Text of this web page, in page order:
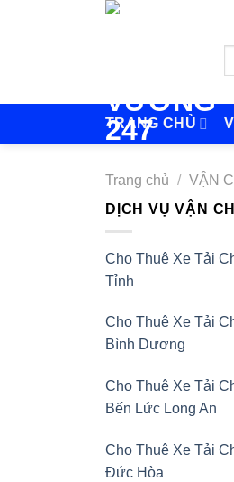
TRANG CHỦ
Trang chủ / VẬN
DỊCH VỤ VẬN
Cho Thuê Xe Tải
Tỉnh
Cho Thuê Xe Tải
Bình Dương
Cho Thuê Xe Tải
Bến Lức Long An
Cho Thuê Xe Tải
Đức Hòa